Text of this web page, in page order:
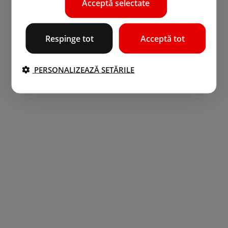
Acceptă selectate
Acceptă tot
Respinge tot
PERSONALIZEAZĂ SETĂRILE